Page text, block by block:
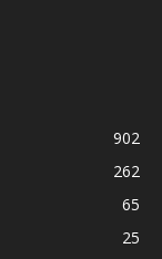
902
262
65
25